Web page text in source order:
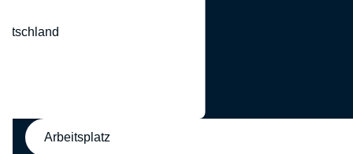
Arbeitsplatz